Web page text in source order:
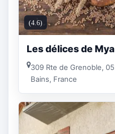
(4.6)
Les délices de Mya
309 Rte de Grenoble,
Bains, France